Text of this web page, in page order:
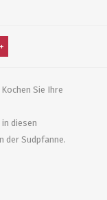
Sie Ihre
diesen
der Sudpfanne.